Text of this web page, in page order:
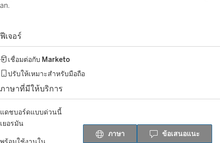
an.
ฟีเจอร์
เชื่อมต่อกับ Marketo
ปรับให้เหมาะสำหรับมือถือ
ภาษาที่มีให้บริการ
แดชบอร์ดแบบด่วนนี้
เยอรมัน
ภาษา ข้อเสนอแนะ